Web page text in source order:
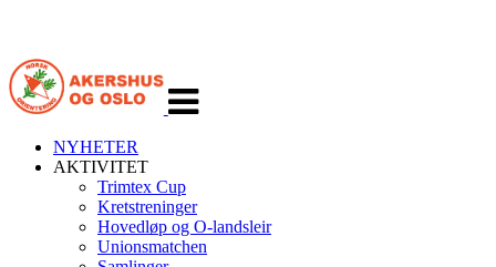
navigasjon
NYHETER
AKTIVITET
Trimtex Cup
Kretstreninger
Hovedløp og O-landsleir
Unionsmatchen